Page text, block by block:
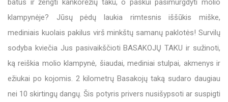
batus ir žengti kankorėžių taku, o paskui pasimurgdyti molio
klampynėje? Jūsų pėdų laukia rimtesnis iššūkis miške,
mediniais kuolais pakilus virš minkštų samanų paklotės! Survilų
sodyba kviečia Jus pasivaikščioti BASAKOJŲ TAKU ir sužinoti,
ką reiškia molio klampynė, šiaudai, mediniai stulpai, akmenys ir
ežiukai po kojomis. 2 kilometrų Basakojų taką sudaro daugiau
nei 10 skirtingų dangų. Šis potyris privers nusišypsoti ar suspigti